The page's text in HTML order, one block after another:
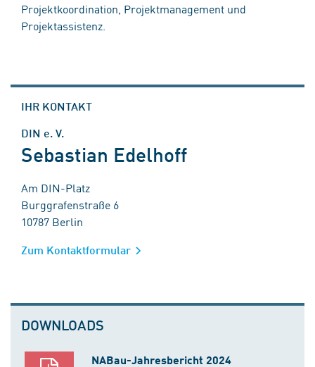
Projektkoordination, Projektmanagement und
Projektassistenz.
IHR KONTAKT
DIN e. V.
Sebastian Edelhoff
Am DIN-Platz
Burggrafenstraße 6
10787 Berlin
Zum Kontaktformular
DOWNLOADS
NABau-Jahresbericht 2024